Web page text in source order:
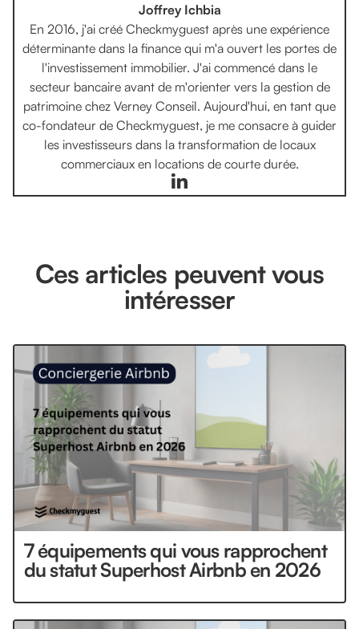
Joffrey Ichbia
En 2016, j'ai créé Checkmyguest après une expérience
déterminante dans la finance qui m'a ouvert les portes de
l'investissement immobilier. J'ai commencé dans le
secteur bancaire avant de m'orienter vers la gestion de
patrimoine chez Verney Conseil. Aujourd'hui, en tant que
co-fondateur de Checkmyguest, je me consacre à guider
les investisseurs dans la transformation de locaux
commerciaux en locations de courte durée.
Ces articles peuvent vous
intéresser
7 équipements qui vous rapprochent
du statut Superhost Airbnb en 2026